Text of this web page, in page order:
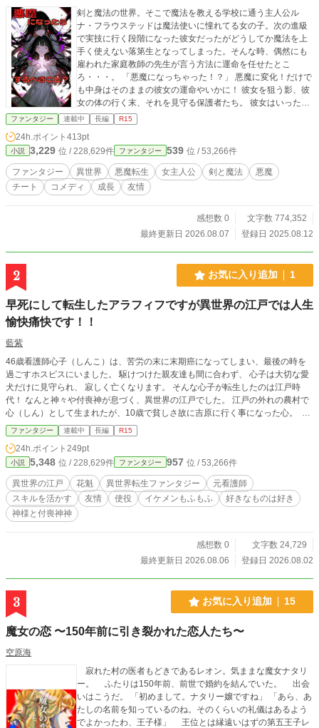
剣と魔法の世界。そこで魔法を教える学校に通う主人公ル
ナ・フラウステッドは魔法使いに憧れてる女の子。次の進級
で実技に行く段階になった彼女だったがどうしてか魔法を上
手く使えない落第生となってしまった。そんな時、偶然にも
雇われた家庭教師の先生が言う方法に運命を任せたとこ
ろ・・・。 「悪魔になっちゃった！？」 悪魔に変化！だけで
も中身はそのままの彼女の運命やいかに！ 彼女を狙う影、彼
女の体の行く末、それを見守る保護者たち。 彼女はいったい
どうなってしまうのだろうか。 これは悪党から両親と自分の
将来を守るために悪魔になった少女がその身の上と体の特殊
さから 様々な騒動に巻き込まれるお話である。
ファンタジー 連載中 長編 R15
24h.ポイント 413pt
小説 3,229 位 / 228,629件 ファンタジー 539 位 / 53,266件
ファンタジー 異世界 悪魔転生 女主人公 剣と魔法
悪魔
チート
コメディ 成長 友情
感想数 0
文字数 774,352
最終更新日 2026.08.07
登録日 2025.08.12
2 お気に入り追加 1
早死にして転生したアラフィフですが異世界の江戸では人生
愉快痛快です！！
藍紫
46歳看護師心子（しんこ）は、苦労の末に末期癌になってしまい、最後の時を
過ごすホスピスにいました。 駆けつけた親友達も間に合わず、 心子は大切な愛
犬だけに見守られ、 寂しく亡くなります。 そんな心子が転生したのは江戸時
代！ なんと神々や付喪神が息づく、異世界の江戸でした。 江戸の外れの農村で
心（しん）として生まれたが、10歳で貧しさ故に吉原に行く事になった心。 ​ あ
る事故をきっかけに心は、前世の記憶を思い出します。 この世界の事や、自分
の能力を少しずつ知っていく心。 そして吉原で天女楼という遊郭に売られて
も、心は明るく前向きに現実と向き合っていきます。 心は前世の看護師のスキ
ルを活かし、感染防止や予防対策に取り組みます。そして自分の姐さんを盛り上
げ、天女楼を江戸の大人気店として、繁盛させます。 吉原の修行時代。心は神
様からの加護と、努力で芸事に励み、現代のセンスを活かし自分をプロモーショ
ンしていきます。 ついに「心花魁」へと大出世したのでした。 ​ある時、前世の
看護学校時代の親友 と酒席で再会を果たす心花魁。 その席で、彼女達は宮家極
人が行く所はいつも問題だらけ！ でも絶対諦めない。前世の看護師としての知
識と特技で鮮やかに解決していく姿は痛快そのもの。 キャラ濃い4人と、カッコ
可愛い使役達。使役達が主人を思い、動く姿は とても愛おしく、キュンとしま
す。 笑いあり涙ありの、季節折々の異世界江戸のミラクルハッピーライフ。
『愉快痛快』とは、胸がすっとするほど非常に気持ちがよくて楽しいこと、また
に、胸がスッとして、きっと元気を貰えます。 人を大切に思う気持ちを思い出
ファンタジー 連載中 長編 R15
24h.ポイント 249pt
小説 5,348 位 / 228,629件 ファンタジー 957 位 / 53,266件
異世界の江戸 花魁 異世界転生ファンタジー
元看護師
スキルを活かす
友情 使役 イケメンもふもふ
好きなものは好き
神様と付喪神神
感想数 0
文字数 24,729
最終更新日 2026.08.06
登録日 2026.08.02
3 お気に入り追加 15
魔女の恋 〜150年前に引き裂かれた恋人たち〜
空原海
寂れた村の医者もどきであるレオン。気ままな魔女ナタリ
ー。 ふたりは150年前、前世で婚約を結んでいた。 出会
いはこうだ。 「初めまして。ナタリー嬢ですね」 「あら、あ
たしの名前を知っているのね。そのくらいの礼儀はあるよう
でよかったわ、王子様」 王位とは縁遠いはずの第五王子レ